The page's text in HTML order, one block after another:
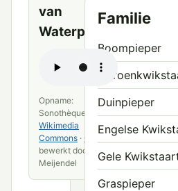
van
Waterpieper
Opname:
Sonothèque ADVL ·
Wikimedia
Commons · CC0
bewerkt door VWG
Meijendel
Familie
Boompieper
Duinpieper
Engelse
Gele
Graspieper